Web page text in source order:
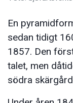
En
sedan tidigt
1857. Den
talet, men
södra